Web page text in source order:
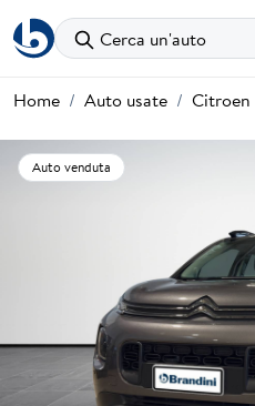
Cerca un'auto
Home Auto usate Citroen
Auto venduta